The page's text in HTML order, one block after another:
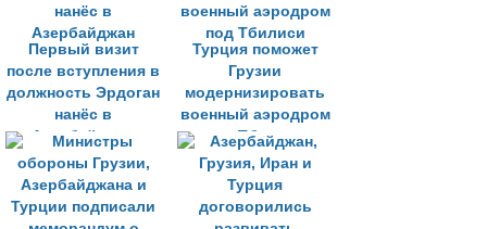
Первый визит
после вступления в
должность Эрдоган
нанёc в
Азербайджан
Турция поможет
Грузии
модернизировать
военный аэродром
под Тбилиси